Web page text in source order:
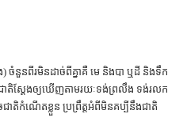
) ​ចំនួន​ពីរ​មិន​ដាច់​ពី​គ្នា​គឺ មេ និង​បា ឬ​ដី និង​ទឹក
ាតិ​ស្ដែង​ឲ្យ​ឃើញ​តាម​រយៈ​ទង់​ព្រលឹង ទង់​រលក
ច​ជាតិ​កំណើត​ខ្លួន ប្រព្រឹត្ត​អំពី​មិន​គប្បី​នឹង​ជាតិ​